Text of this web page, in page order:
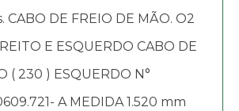
CABO DE FREIO DE MÃO. O2
E ESQUERDO CABO DE
( 230 ) ESQUERDO N°
A MEDIDA 1.520 mm